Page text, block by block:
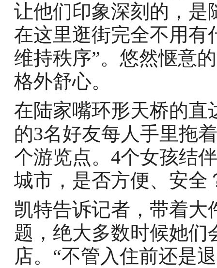
让他们印象深刻的，是
在这里逛街完全不用有
维持秩序”。悠然惬意
格外舒心。
在陆家嘴环形天桥的直
的3名好友每人手里拖
个游览点。4个女孩结
城市，是否方便、安全
凯特告诉记者，带着
题，绝大多数时候她
店。“不管入住前还是